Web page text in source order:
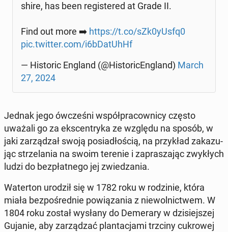
shi­re, has been re­gi­ste­red at Grade II.
Find out more ➡️ https://t.co/sZk0yUsfq0
pic.twitter.com/i6bDa­tUhHf
— Hi­sto­ric England (@Hi­sto­ri­cEn­gland) March
27, 2024
Jednak jego ów­cze­śni współ­pra­cow­ni­cy często
uważali go za eks­cen­try­ka ze względu na sposób, w
jaki za­rzą­dzał swoją po­sia­dło­ścią, na przy­kład za­ka­zu­
jąc strze­la­nia na swoim terenie i za­pra­sza­jąc zwy­kłych
ludzi do bez­płat­ne­go jej zwie­dza­nia.
Wa­ter­ton urodził się w 1782 roku w ro­dzi­nie, która
miała bez­po­śred­nie po­wią­za­nia z nie­wol­nic­twem. W
1804 roku został wysłany do De­me­ra­ry w dzi­siej­szej
Gujanie, aby za­rzą­dzać plan­ta­cja­mi trzciny cu­kro­wej